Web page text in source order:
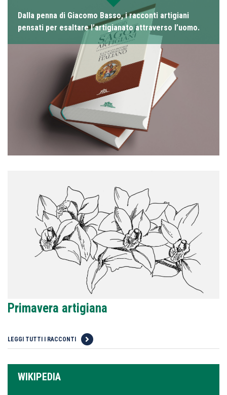
Dalla penna di Giacomo Basso, i racconti artigiani
pensati per esaltare l’artigianato attraverso l’uomo.
Primavera artigiana
LEGGI TUTTI I RACCONTI
WIKIPEDIA